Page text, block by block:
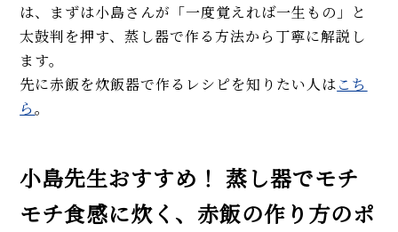
は、まずは小島さんが「一度覚えれば一生もの」と
太鼓判を押す、蒸し器で作る方法から丁寧に解説し
ます。
先に赤飯を炊飯器で作るレシピを知りたい人はこち
ら。
小島先生おすすめ！ 蒸し器でモチ
モチ食感に炊く、赤飯の作り方のポ